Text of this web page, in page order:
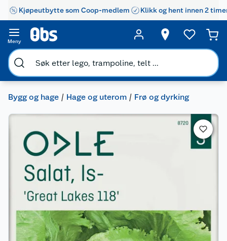
Kjøpeutbytte som Coop-medlem Klikk og hent innen 2
Meny
Bygg og hage Hage og uterom Frø og dyrking